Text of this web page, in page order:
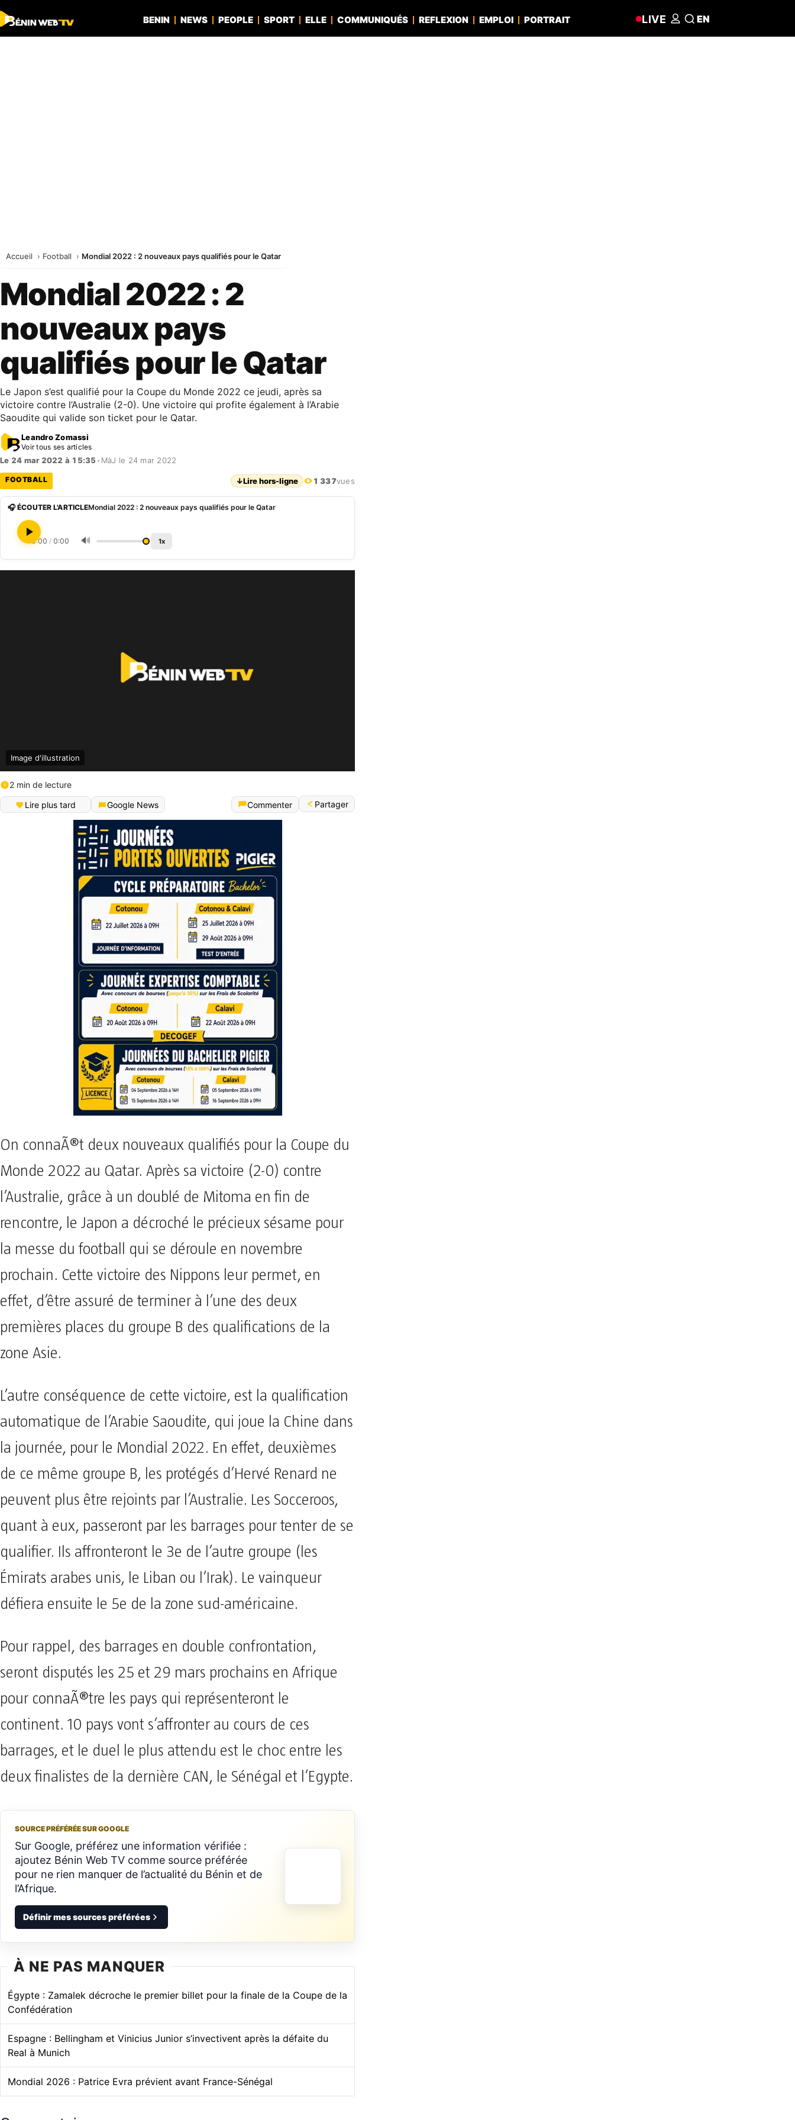
BENIN NEWS PEOPLE SPORT ELLE COMMUNIQUÉS REFLEXION EMPLOI PORTRAIT LIVE EN
Accueil Football Mondial 2022 : 2 nouveaux pays qualifiés pour le Qatar
Mondial 2022 : 2
nouveaux pays
qualifiés pour le Qatar
Le Japon s’est qualifié pour la Coupe du Monde 2022 ce jeudi, après sa
victoire contre l’Australie (2-0). Une victoire qui profite également à l’Arabie
Saoudite qui valide son ticket pour le Qatar.
Leandro Zomassi
Voir tous ses articles
Le 24 mar 2022 à 15:35 • MàJ le 24 mar 2022
FOOTBALL ↓Lire hors-ligne 1 337vues
🎧 ÉCOUTER L'ARTICLEMondial 2022 : 2 nouveaux pays qualifiés pour le Qatar
0:00 / 0:00 🔊 1x
Image d'illustration
2 min de lecture
Lire plus tard
Google News Commenter Partager
On connaÃ®t deux nouveaux qualifiés pour la Coupe du
Monde 2022 au Qatar. Après sa victoire (2-0) contre
l’Australie, grâce à un doublé de Mitoma en fin de
rencontre, le Japon a décroché le précieux sésame pour
la messe du football qui se déroule en novembre
prochain. Cette victoire des Nippons leur permet, en
effet, d’être assuré de terminer à l’une des deux
premières places du groupe B des qualifications de la
zone Asie.
L’autre conséquence de cette victoire, est la qualification
automatique de l’Arabie Saoudite, qui joue la Chine dans
la journée, pour le Mondial 2022. En effet, deuxièmes
de ce même groupe B, les protégés d’Hervé Renard ne
peuvent plus être rejoints par l’Australie. Les Socceroos,
quant à eux, passeront par les barrages pour tenter de se
qualifier. Ils affronteront le 3e de l’autre groupe (les
Émirats arabes unis, le Liban ou l’Irak). Le vainqueur
défiera ensuite le 5e de la zone sud-américaine.
Pour rappel, des barrages en double confrontation,
seront disputés les 25 et 29 mars prochains en Afrique
pour connaÃ®tre les pays qui représenteront le
continent. 10 pays vont s’affronter au cours de ces
barrages, et le duel le plus attendu est le choc entre les
deux finalistes de la dernière CAN, le Sénégal et l’Egypte.
SOURCE PRÉFÉRÉE SUR GOOGLE
Sur Google, préférez une information vérifiée :
ajoutez Bénin Web TV comme source préférée
pour ne rien manquer de l’actualité du Bénin et de
l’Afrique.
Définir mes sources préférées
À NE PAS MANQUER
Égypte : Zamalek décroche le premier billet pour la finale de la Coupe de la
Confédération
Espagne : Bellingham et Vinicius Junior s’invectivent après la défaite du
Real à Munich
Mondial 2026 : Patrice Evra prévient avant France-Sénégal